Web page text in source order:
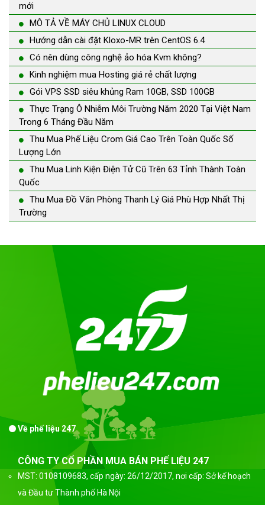
mới
MÔ TẢ VỀ MÁY CHỦ LINUX CLOUD
Hướng dẫn cài đặt Kloxo-MR trên CentOS 6.4
Có nên dùng công nghệ ảo hóa Kvm không?
Kinh nghiệm mua Hosting giá rẻ chất lượng
Gói VPS SSD siêu khủng Ram 10GB, SSD 100GB
Thực Trạng Ô Nhiễm Môi Trường Năm 2020 Tại Việt Nam
Trong 6 Tháng Đầu Năm
Thu Mua Phế Liệu Crom Giá Cao Trên Toàn Quốc Số
Lượng Lớn
Thu Mua Linh Kiện Điện Tử Cũ Trên 63 Tỉnh Thành Toàn
Quốc
Thu Mua Đồ Văn Phòng Thanh Lý Giá Phù Hợp Nhất Thị
Trường
Về phế liệu 247
CÔNG TY CỔ PHẦN MUA BÁN PHẾ LIỆU 247
MST: 0108109683, cấp ngày: 26/12/2017, nơi cấp: Sở kế hoạch
và Đầu tư Thành phố Hà Nội